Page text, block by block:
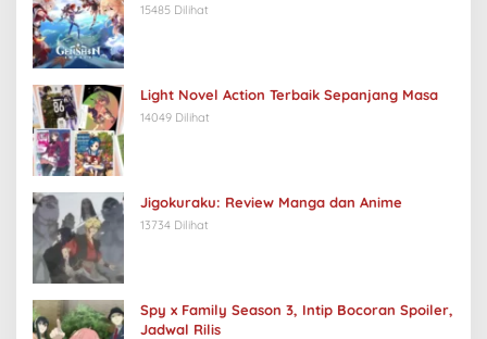
15485 Dilihat
Light Novel Action Terbaik Sepanjang Masa
14049 Dilihat
Jigokuraku: Review Manga dan Anime
13734 Dilihat
Spy x Family Season 3, Intip Bocoran Spoiler,
Jadwal Rilis